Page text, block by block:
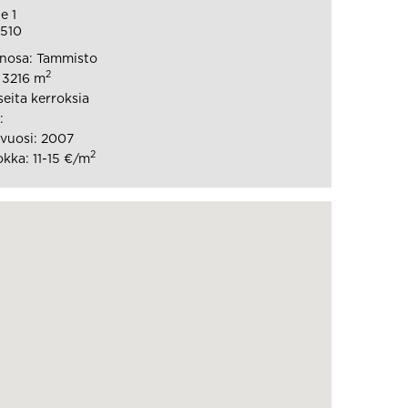
1
Tammisto
m2
kerroksia
2007
11-15 €/m2